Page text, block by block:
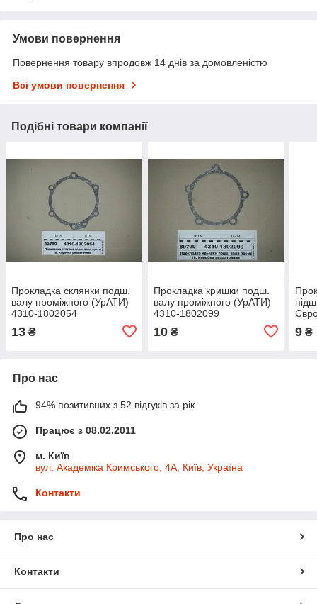
Умови повернення
Повернення товару впродовж 14 днів за домовленістю
Всі умови повернення
Подібні товари компанії
Прокладка склянки подш.
валу проміжного (УрАТИ)
4310-1802054
13 ₴
Прокладка кришки подш.
валу проміжного (УрАТИ)
4310-1802099
10₴ 9 ₴
Про нас
94% позитивних з 52 відгуків за рік
Працює з 08.02.2011
м. Київ
вул. Академіка Кримського, 4А, Київ, Україна
Контакти
Про нас
Контакти